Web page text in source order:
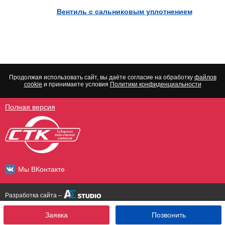
Вентиль с сальниковым уплотнением
Продолжая использовать сайт, вы даёте согласие на обработку файлов
cookie и принимаете условия Политики конфиденциальности
Полная версия
Мы ВКонтакте
Разработка сайта –
Заявка Позвонить